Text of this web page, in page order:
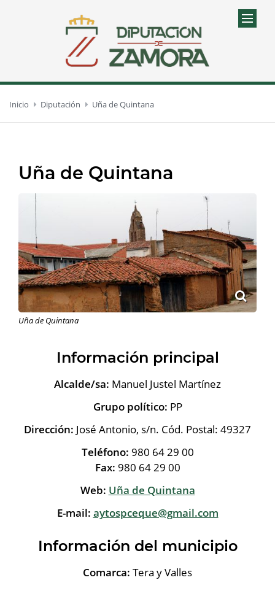
Inicio Diputación Uña de Quintana
Uña de Quintana
Uña de Quintana
Información principal
Alcalde/sa: Manuel Justel Martínez
Grupo político: PP
Dirección: José Antonio, s/n. Cód. Postal: 49327
Teléfono: 980 64 29 00
Fax: 980 64 29 00
Web: Uña de Quintana
E-mail: aytospceque@gmail.com
Información del municipio
Comarca: Tera y Valles